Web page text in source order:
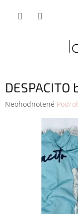
Priemerné
Neohodnotené